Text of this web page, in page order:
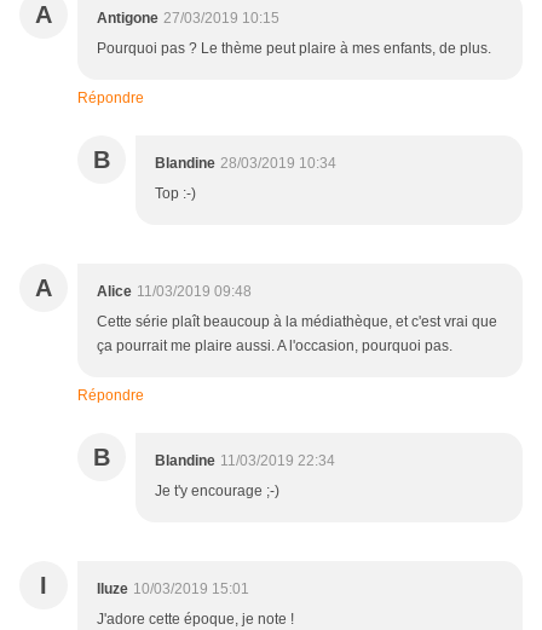
A Antigone 27/03/2019 10:15
Pourquoi pas ? Le thème peut plaire à mes enfants, de plus.
Répondre
B Blandine 28/03/2019 10:34
Top :-)
A Alice 11/03/2019 09:48
Cette série plaît beaucoup à la médiathèque, et c'est vrai que
ça pourrait me plaire aussi. A l'occasion, pourquoi pas.
Répondre
B Blandine 11/03/2019 22:34
Je t'y encourage ;-)
I Iluze 10/03/2019 15:01
J'adore cette époque, je note !